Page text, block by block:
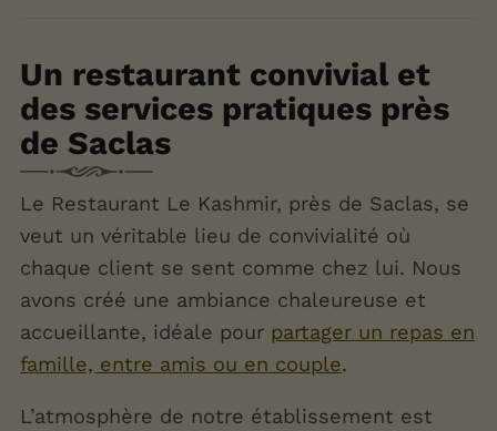
Un restaurant convivial et
des services pratiques près
de Saclas
Le Restaurant Le Kashmir, près de Saclas, se
veut un véritable lieu de convivialité où
chaque client se sent comme chez lui. Nous
avons créé une ambiance chaleureuse et
accueillante, idéale pour partager un repas en
famille, entre amis ou en couple.
L’atmosphère de notre établissement est